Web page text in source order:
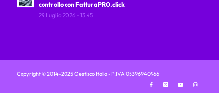
controllo con FatturaPRO.click
29 Luglio 2026 - 13:45
Copyright © 2014-2025 Gestisco Italia - P.IVA 05396940966